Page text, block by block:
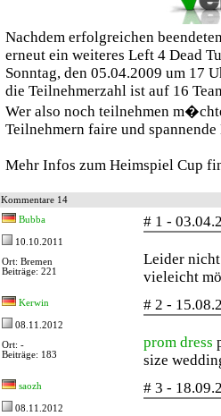
Nachdem erfolgreichen
erneut ein weiteres Left 4 Dead
Sonntag, den 05.04.2009 um 17
die Teilnehmerzahl ist auf 16
Wer also noch teilnehmen
Teilnehmern faire und spannende
Mehr Infos zum Heimspiel Cup
Kommentare 14
Bubba
10.10.2011
Ort: Bremen
Beiträge: 221
# 1 -
Leider
vieleicht
Kerwin
08.11.2012
Ort: -
Beiträge: 183
# 2 -
prom dress
size
saozh
08.11.2012
# 3 -